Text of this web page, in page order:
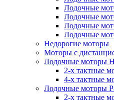
Лодочные
Лодочные
Лодочные
Лодочные
Недорогие моторы
Моторы с
Лодочные моторы
2-х тактные
4-х тактные
Лодочные моторы
2-х тактные